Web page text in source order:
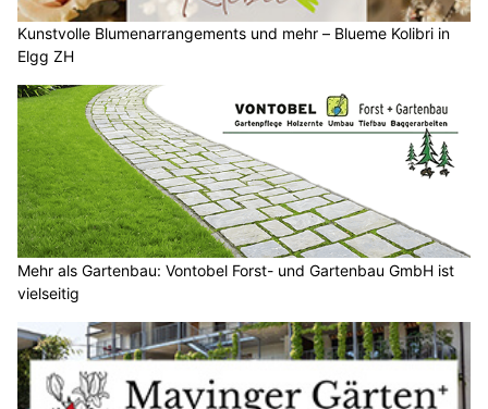
Kunstvolle Blumenarrangements und mehr – Blueme Kolibri in
Elgg ZH
Mehr als Gartenbau: Vontobel Forst- und Gartenbau GmbH ist
vielseitig